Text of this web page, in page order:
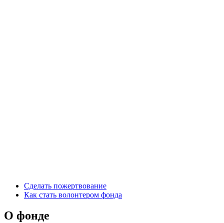
Сделать пожертвование
Как стать волонтером фонда
О фонде